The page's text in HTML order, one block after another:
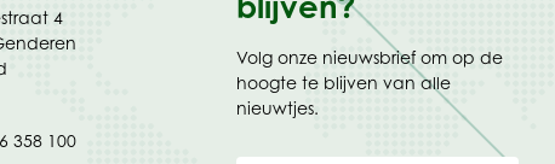
4
358 100
Volg onze nieuwsbrief om op de
hoogte te blijven van alle
nieuwtjes.